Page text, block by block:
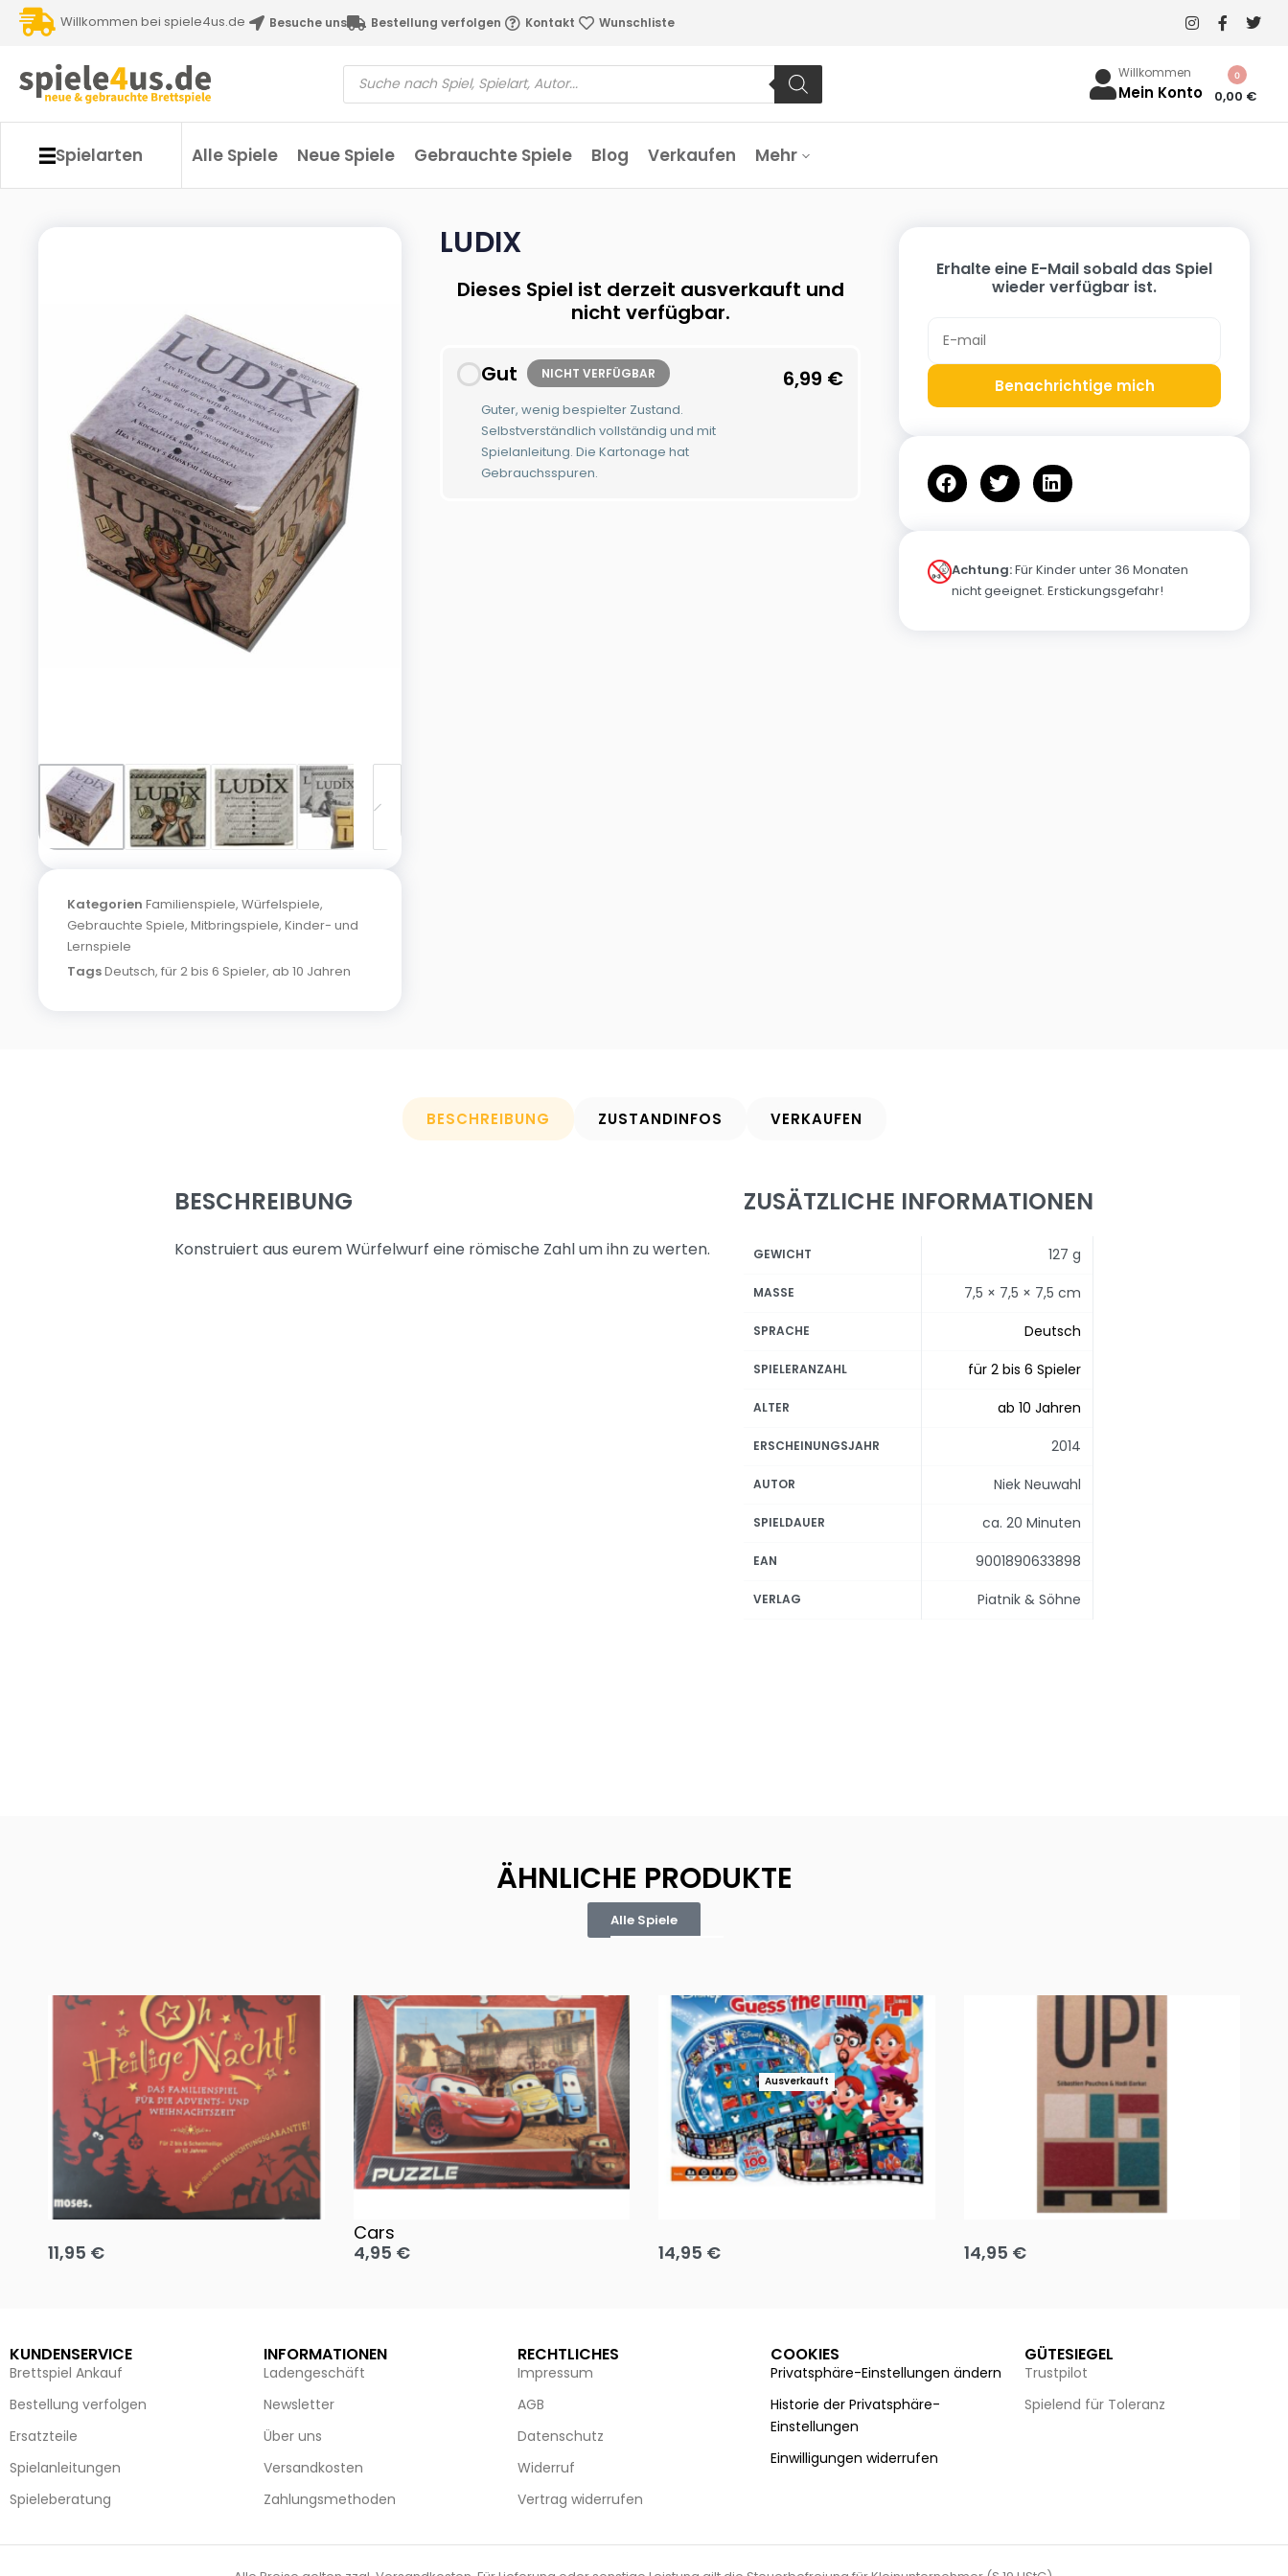
Willkommen bei spiele4us.de Besuche uns Bestellung verfolgen Kontakt Wunschliste
Willkommen
Mein Konto 0,00 €
0
Spielarten Alle Spiele Neue Spiele Gebrauchte Spiele Blog Verkaufen Mehr
Kategorien Familienspiele, Würfelspiele,
Gebrauchte Spiele, Mitbringspiele, Kinder- und
Lernspiele
TagsDeutsch, für 2 bis 6 Spieler, ab 10 Jahren
LUDIX
Dieses Spiel ist derzeit ausverkauft und
nicht verfügbar.
Gut NICHT VERFÜGBAR
Guter, wenig bespielter Zustand.
Selbstverständlich vollständig und mit
Spielanleitung. Die Kartonage hat
Gebrauchsspuren.
6,99 €
Erhalte eine E-Mail sobald das Spiel
wieder verfügbar ist.
Benachrichtige mich
Achtung:Für Kinder unter 36 Monaten
nicht geeignet. Erstickungsgefahr!
BESCHREIBUNG ZUSTANDINFOS VERKAUFEN
BESCHREIBUNG
Konstruiert aus eurem Würfelwurf eine römische Zahl um ihn zu werten.
ZUSÄTZLICHE INFORMATIONEN
GEWICHT 127 g
MASSE 7,5 × 7,5 × 7,5 cm
SPRACHE Deutsch
SPIELERANZAHL für 2 bis 6 Spieler
ALTER ab 10 Jahren
ERSCHEINUNGSJAHR 2014
AUTOR Niek Neuwahl
SPIELDAUER ca. 20 Minuten
EAN 9001890633898
VERLAG Piatnik & Söhne
ÄHNLICHE PRODUKTE
Alle Spiele
Oh, heilige Nacht!
11,95 €
Cars
4,95 €
Ausverkauft
14,95 €
Team up
14,95 €
KUNDENSERVICE
Brettspiel Ankauf
Bestellung verfolgen
Ersatzteile
Spielanleitungen
Spieleberatung
INFORMATIONEN
Ladengeschäft
Newsletter
Über uns
Versandkosten
Zahlungsmethoden
RECHTLICHES
Impressum
AGB
Datenschutz
Widerruf
Vertrag widerrufen
COOKIES
Privatsphäre-Einstellungen ändern
Historie der Privatsphäre-
Einstellungen
Einwilligungen widerrufen
GÜTESIEGEL
Trustpilot
Spielend für Toleranz